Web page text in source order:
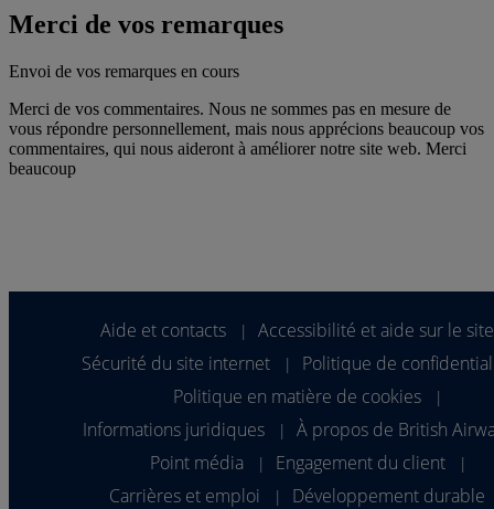
Merci de vos remarques
Envoi de vos remarques en cours
Merci de vos commentaires. Nous ne sommes pas en mesure de
vous répondre personnellement, mais nous apprécions beaucoup vos
commentaires, qui nous aideront à améliorer notre site web. Merci
beaucoup
Aide et contacts |
Accessibilité et aide sur le site
Sécurité du site internet
|
Politique de
Politique en matière de cookies
|
Informations juridiques |
À propos de British
Point média
| Engagement du client |
Carrières et emploi |
Développement durable